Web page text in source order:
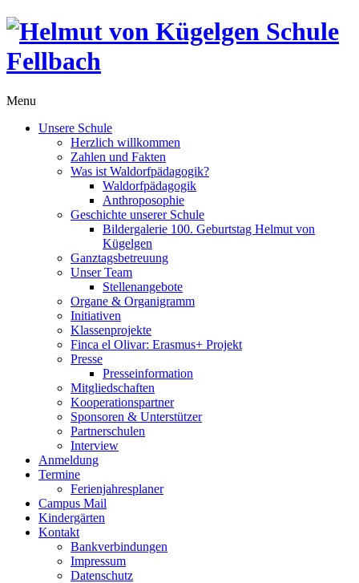
Menu
Unsere Schule
Herzlich willkommen
Zahlen und Fakten
Was ist Waldorfpädagogik?
Waldorfpädagogik
Anthroposophie
Geschichte unserer Schule
Bildergalerie 100. Geburtstag Helmut von
Kügelgen
Ganztagsbetreuung
Unser Team
Stellenangebote
Organe & Organigramm
Initiativen
Klassenprojekte
Finca el Olivar: Erasmus+ Projekt
Presse
Presseinformation
Mitgliedschaften
Kooperationspartner
Sponsoren & Unterstützer
Partnerschulen
Interview
Anmeldung
Termine
Ferienjahresplaner
Campus Mail
Kindergärten
Kontakt
Bankverbindungen
Impressum
Datenschutz